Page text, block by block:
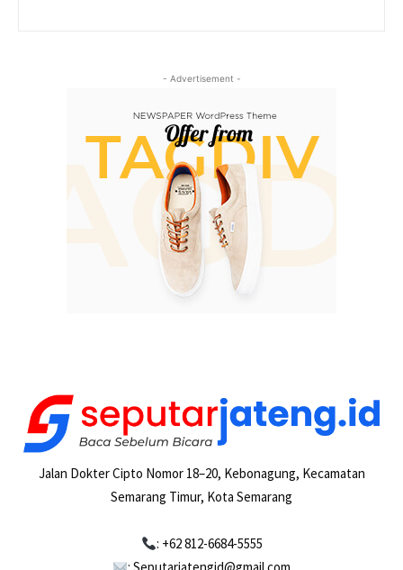
- Advertisement -
Jalan Dokter Cipto Nomor 18–20, Kebonagung, Kecamatan
Semarang Timur, Kota Semarang
: +62 812-6684-5555